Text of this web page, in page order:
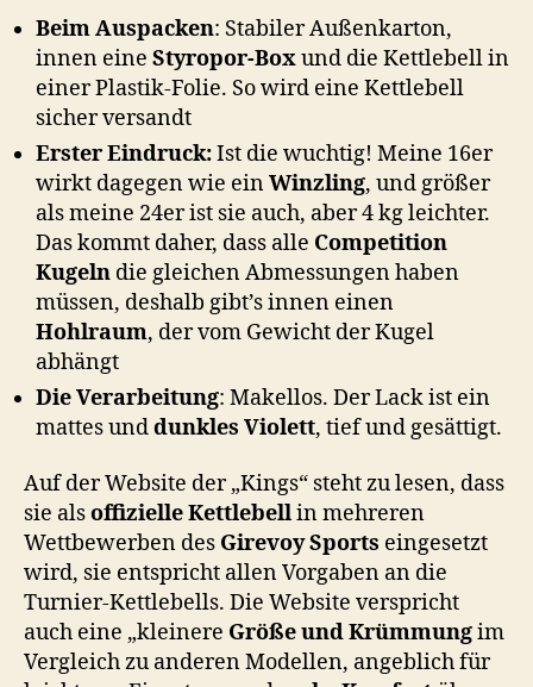
Beim Auspacken: Stabiler Außenkarton,
innen eine Styropor-Boxund die Kettlebell in
einer Plastik-Folie. So wird eine Kettlebell
sicher versandt
Erster Eindruck:Ist die wuchtig! Meine 16er
wirkt dagegen wie einWinzling, und größer
als meine 24er ist sie auch, aber 4 kg leichter.
Das kommt daher, dass alle Competition
Kugeln die gleichen Abmessungen haben
müssen, deshalb gibt’s innen einen
Hohlraum, der vom Gewicht der Kugel
abhängt
Die Verarbeitung: Makellos. Der Lack ist ein
mattes unddunkles Violett, tief und gesättigt.
Auf der Website der „Kings“ steht zu lesen, dass
sie alsoffizielle Kettlebellin mehreren
Wettbewerben des Girevoy Sports eingesetzt
wird, sie entspricht allen Vorgaben an die
Turnier-Kettlebells. Die Website verspricht
auch eine „kleinere Größe und Krümmungim
Vergleich zu anderen Modellen, angeblich für